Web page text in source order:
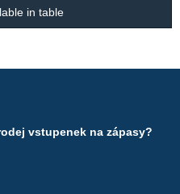
in table
vstupenek na zápasy?